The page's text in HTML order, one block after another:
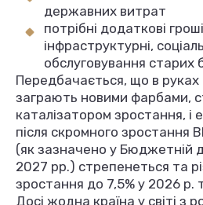
державних витрат
потрібні додаткові
інфраструктурні,
обслуговування старих
Передбачається, що в руках
заграють новими фарбами,
каталізатором зростання, і
після скромного зростання
(як зазначено у Бюджетній
2027 рр.) стрепенеться та
зростання до 7,5% у 2026 р.
Досі жодна країна у світі з